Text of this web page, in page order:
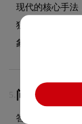
现代的核心手法
独特个性，能够
象。
5. 问：LOGO
答：交付文件包